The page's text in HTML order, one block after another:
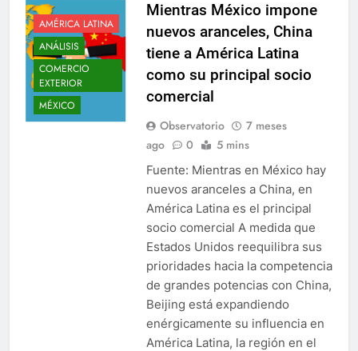
AMÉRICA LATINA
ANÁLISIS
COMERCIO
EXTERIOR
MÉXICO
Mientras México impone
nuevos aranceles, China
tiene a América Latina
como su principal socio
comercial
Observatorio
7 meses
ago
0 5 mins
Fuente: Mientras en México hay
nuevos aranceles a China, en
América Latina es el principal
socio comercial A medida que
Estados Unidos reequilibra sus
prioridades hacia la competencia
de grandes potencias con China,
Beijing está expandiendo
enérgicamente su influencia en
América Latina, la región en el